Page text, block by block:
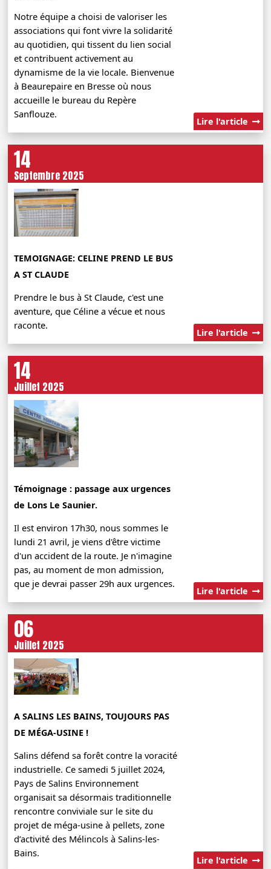
Notre équipe a choisi de valoriser les
associations qui font vivre la solidarité
au quotidien, qui tissent du lien social
et contribuent activement au
dynamisme de la vie locale. Bienvenue
à Beaurepaire en Bresse où nous
accueille le bureau du Repère
Sanflouze.
Lire l'article
14
Septembre 2025
TEMOIGNAGE: CELINE PREND LE BUS
A ST CLAUDE
Prendre le bus à St Claude, c'est une
aventure, que Céline a vécue et nous
raconte.
Lire l'article
14
Juillet 2025
Témoignage : passage aux urgences
de Lons Le Saunier.
Il est environ 17h30, nous sommes le
lundi 21 avril, je viens d'être victime
d'un accident de la route. Je n'imagine
pas, au moment de mon admission,
que je devrai passer 29h aux urgences.
Lire l'article
06
Juillet 2025
A SALINS LES BAINS, TOUJOURS PAS
DE MÉGA-USINE !
Salins défend sa forêt contre la voracité
industrielle. Ce samedi 5 juillet 2024,
Pays de Salins Environnement
organisait sa désormais traditionnelle
rencontre conviviale sur le site du
projet de méga-usine à pellets, zone
d’activité des Mélincols à Salins-les-
Bains.
Lire l'article